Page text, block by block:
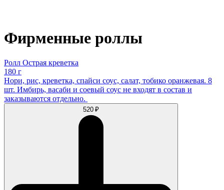
Фирменные роллы
Ролл Острая креветка
180 г
Нори, рис, креветка, спайси соус, салат, тобико оранжевая. 8
шт. Имбирь, васаби и соевый соус не входят в состав и
заказываются отдельно.
520 ₽